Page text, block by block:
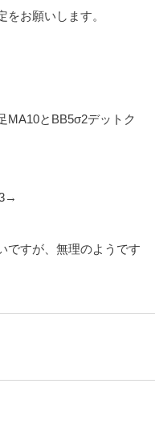
をお願いします。
MA10とBB5σ2デットク
ですが、無理のようです